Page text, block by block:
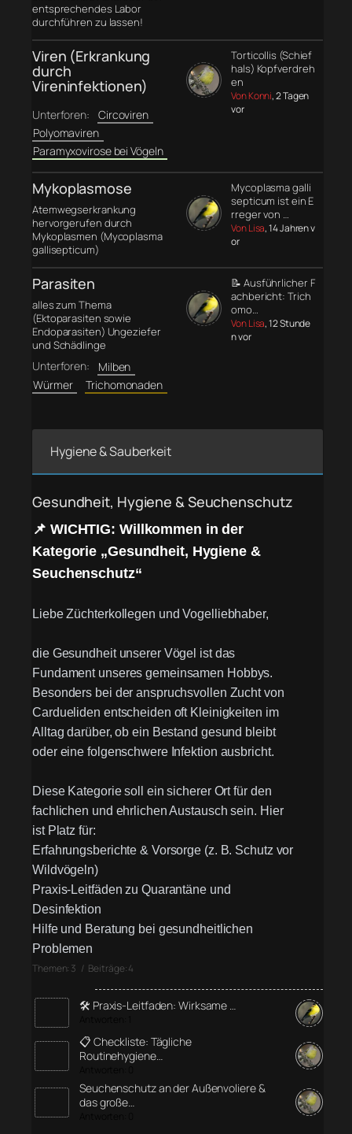
entsprechendes Labor
durchführen zu lassen!
Viren (Erkrankung
durch
Vireninfektionen)
Unterforen:
Circoviren
Polyomaviren
Paramyxovirose bei Vögeln
Torticollis (Schief
hals) Kopfverdreh
en
Von Konni, 2 Tagen
vor
Mykoplasmose
Atemwegserkrankung
hervorgerufen durch
Mykoplasmen (Mycoplasma
gallisepticum)
Mycoplasma galli
septicum ist ein E
rreger von …
Von Lisa, 14 Jahren v
or
Parasiten
alles zum Thema
(Ektoparasiten sowie
Endoparasiten) Ungeziefer
und Schädlinge
Unterforen:
Milben
Würmer
Trichomonaden
📝 Ausführlicher F
achbericht: Trich
omo…
Von Lisa, 12 Stunde
n vor
Hygiene & Sauberkeit
Gesundheit, Hygiene & Seuchenschutz
📌 WICHTIG: Willkommen in der
Kategorie „Gesundheit, Hygiene &
Seuchenschutz“
Liebe Züchterkollegen und Vogelliebhaber,
die Gesundheit unserer Vögel ist das
Fundament unseres gemeinsamen Hobbys.
Besonders bei der anspruchsvollen Zucht von
Cardueliden entscheiden oft Kleinigkeiten im
Alltag darüber, ob ein Bestand gesund bleibt
oder eine folgenschwere Infektion ausbricht.
Diese Kategorie soll ein sicherer Ort für den
fachlichen und ehrlichen Austausch sein. Hier
ist Platz für:
Erfahrungsberichte & Vorsorge (z. B. Schutz vor
Wildvögeln)
Praxis-Leitfäden zu Quarantäne und
Desinfektion
Hilfe und Beratung bei gesundheitlichen
Problemen
Themen: 3 / Beiträge: 4
🛠️ Praxis-Leitfaden: Wirksame …
📋 Checkliste: Tägliche
Routinehygiene…
Seuchenschutz an der Außenvoliere &
das große…